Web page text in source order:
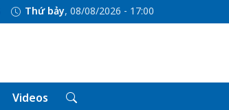
Thứ bảy, 08/08/2026 - 17:00
Videos